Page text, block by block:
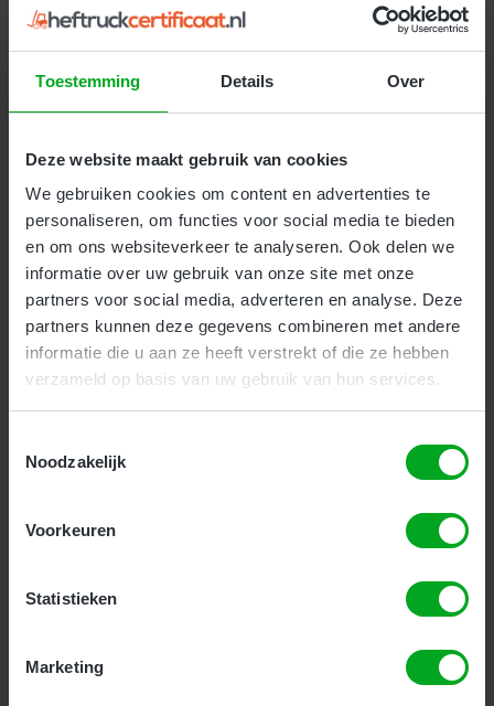
Toestemming Details Over
Deze website maakt gebruik van cookies
We gebruiken cookies om content en advertenties te
personaliseren, om functies voor social media te bieden
en om ons websiteverkeer te analyseren. Ook delen we
informatie over uw gebruik van onze site met onze
partners voor social media, adverteren en analyse. Deze
partners kunnen deze gegevens combineren met andere
informatie die u aan ze heeft verstrekt of die ze hebben
verzameld op basis van uw gebruik van hun services.
Noodzakelijk
Voorkeuren
Statistieken
Marketing
veiligheidsopleiding gaat dieper in op veiligheid,
onderhoud en de praktijk. Deze cursus duurt 2
Kosten:€ 259(€ 313.39 incl. btw)
Meer Informatie
Veilig werken met de heftruck en
reachtruck
ervaring. Deze veiligheidsopleiding gaat dieper in op
duurt 2 dagen.